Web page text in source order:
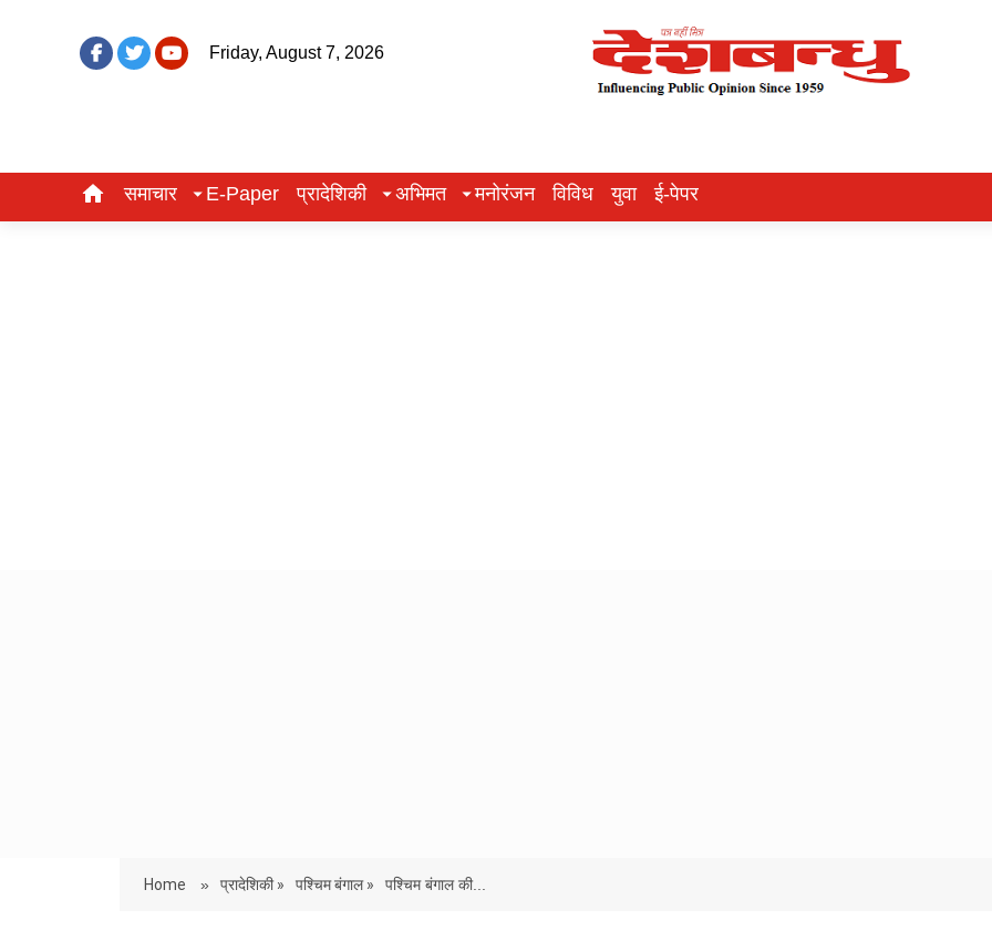
Friday, August 7, 2026
समाचार E-Paper प्रादेशिकी अभिमत मनोरंजन विविध युवा ई-पेपर
Home » प्रादेशिकी » पश्चिम बंगाल » पश्चिम बंगाल की...